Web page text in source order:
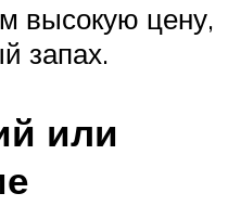
высокую цену,
запах.
или